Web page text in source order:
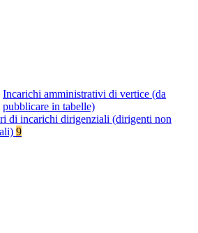
Incarichi amministrativi di vertice (da
pubblicare in tabelle)
di incarichi dirigenziali (dirigenti non
9